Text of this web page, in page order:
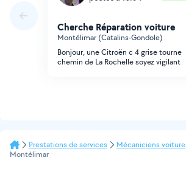
Cherche Réparation voiture
Montélimar (Catalins-Gondole)
Bonjour, une Citroën c 4 grise tourne
chemin de La Rochelle soyez vigilant
Prestations de services Mécaniciens voiture
Montélimar